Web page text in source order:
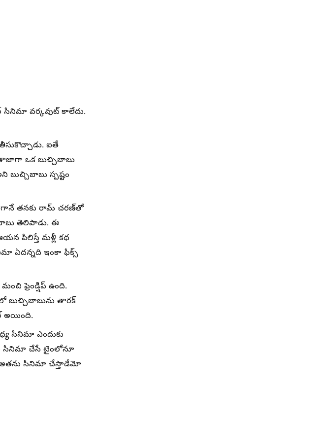
సినిమా వర్కవుట్ కాలేదు.
ఐతే
ఒక బుచ్చిబాబు
స్పష్టం
తనకు రామ్ చరణ్‌తో
తెలిపాడు. ఈ
పిలిస్తే మళ్లీ కథ
ఏదన్నది ఇంకా ఫిక్స్
ఫ్రెండ్షిప్ ఉంది.
బుచ్చిబాబును తారక్
అయింది.
సినిమా ఎందుకు
సినిమా చేసే టైంలోనూ
అతను సినిమా చేస్తాడేమో